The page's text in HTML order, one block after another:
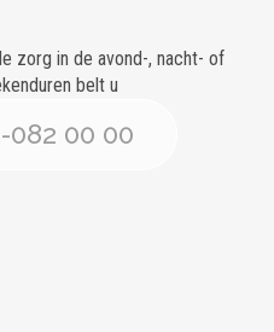
zorg in de avond-, nacht- of
belt u
082 00 00